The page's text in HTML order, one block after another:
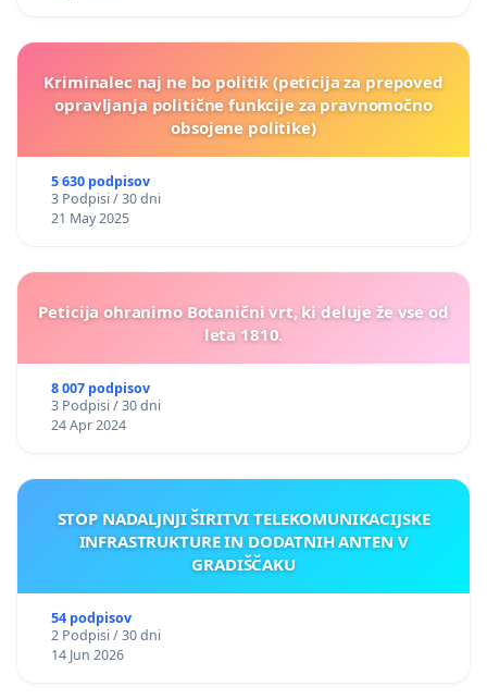
Kriminalec naj ne bo politik (peticija za prepoved
opravljanja politične funkcije za pravnomočno
obsojene politike)
5 630 podpisov
3 Podpisi / 30 dni
21 May 2025
Peticija ohranimo Botanični vrt, ki deluje že vse od
leta 1810.
8 007 podpisov
3 Podpisi / 30 dni
24 Apr 2024
STOP NADALJNJI ŠIRITVI TELEKOMUNIKACIJSKE
INFRASTRUKTURE IN DODATNIH ANTEN V
GRADIŠČAKU
54 podpisov
2 Podpisi / 30 dni
14 Jun 2026